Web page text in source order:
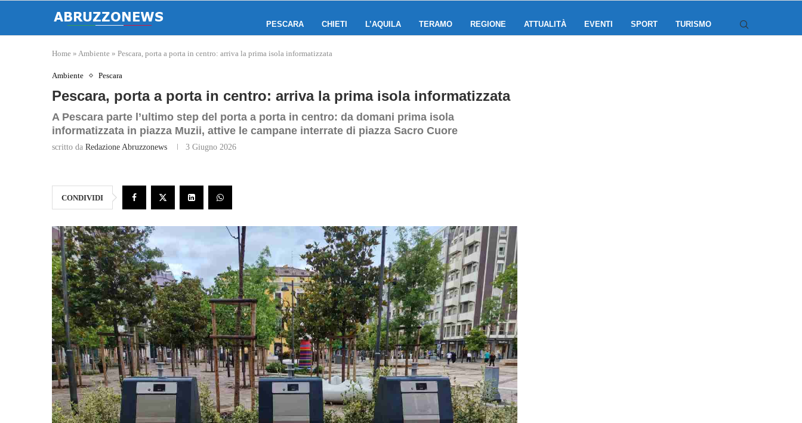
PESCARA CHIETI L’AQUILA TERAMO REGIONE ATTUALITÀ EVENTI SPORT TURISMO
Home » Ambiente » Pescara, porta a porta in centro: arriva la prima isola informatizzata
Ambiente Pescara
Pescara, porta a porta in centro: arriva la prima isola informatizzata
A Pescara parte l’ultimo step del porta a porta in centro: da domani prima isola
informatizzata in piazza Muzii, attive le campane interrate di piazza Sacro Cuore
scritto da Redazione Abruzzonews 3 Giugno 2026
CONDIVIDI